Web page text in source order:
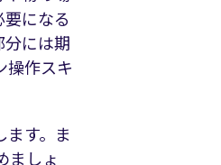
になる
には期
操作スキ
す。ま
ましょ